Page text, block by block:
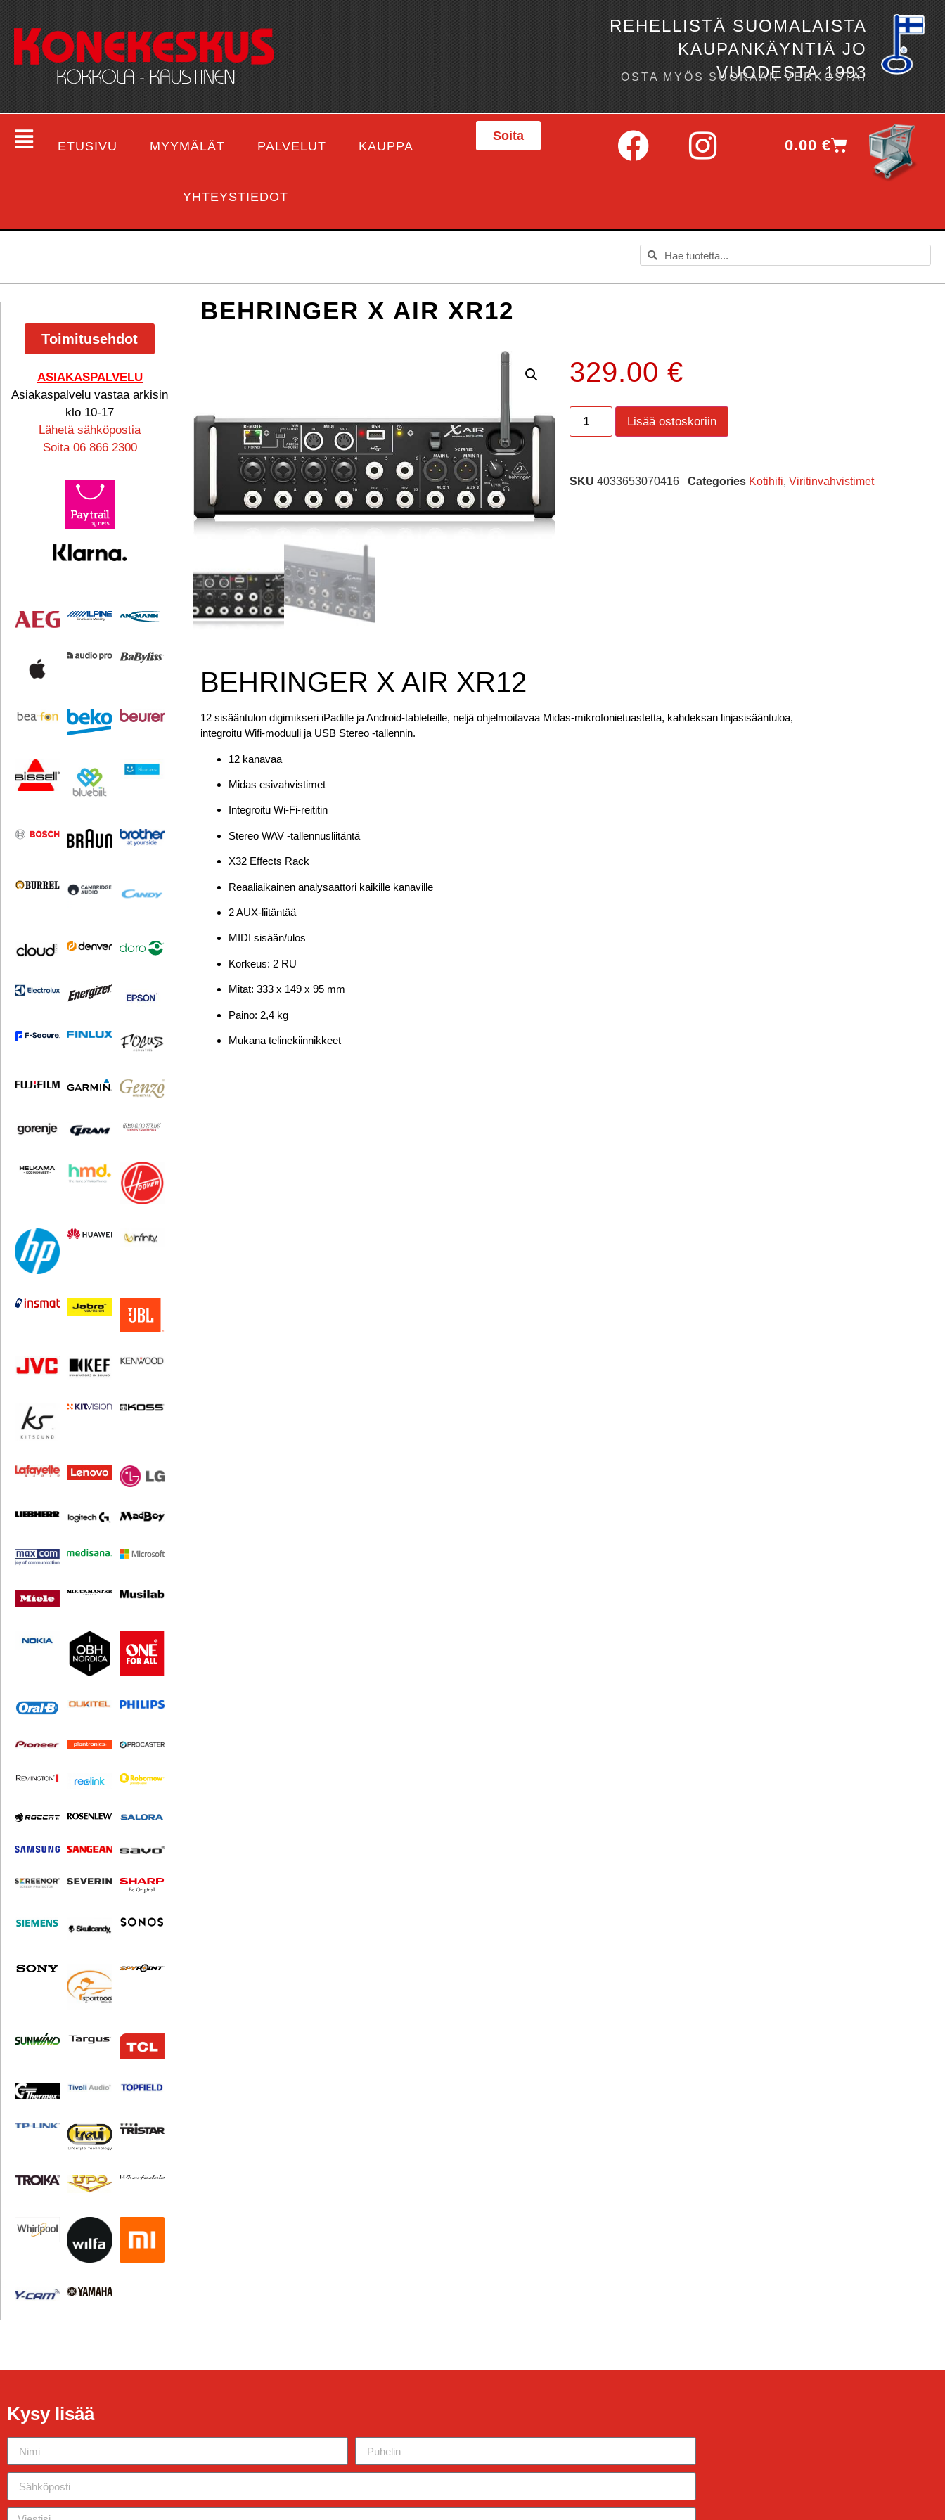
REHELLISTÄ SUOMALAISTA
KAUPANKÄYNTIÄ JO
VUODESTA 1993
OSTA MYÖS SUORAAN VERKOSTA!
ETUSIVU MYYMÄLÄT PALVELUT KAUPPA
YHTEYSTIEDOT
Soita
0.00€
Toimitusehdot
ASIAKASPALVELU
Asiakaspalvelu vastaa arkisin
klo 10-17
Lähetä sähköpostia
Soita 06 866 2300
BEHRINGER X AIR XR12
329.00 €
Lisää ostoskoriin
SKU 4033653070416 Categories Kotihifi, Viritinvahvistimet
BEHRINGER X AIR XR12
12 sisääntulon digimikseri iPadille ja Android-tableteille, neljä ohjelmoitavaa Midas-mikrofonietuastetta, kahdeksan linjasisääntuloa,
integroitu Wifi-moduuli ja USB Stereo -tallennin.
12 kanavaa
Midas esivahvistimet
Integroitu Wi-Fi-reititin
Stereo WAV -tallennusliitäntä
X32 Effects Rack
Reaaliaikainen analysaattori kaikille kanaville
2 AUX-liitäntää
MIDI sisään/ulos
Korkeus: 2 RU
Mitat: 333 x 149 x 95 mm
Paino: 2,4 kg
Mukana telinekiinnikkeet
Kysy lisää